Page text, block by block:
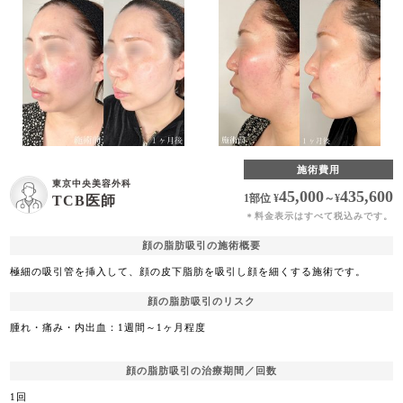
東京中央美容外科
TCB医師
施術費用
1部位 ¥45,000～¥435,600
＊ 料金表示はすべて税込みです。
顔の脂肪吸引の施術概要
極細の吸引管を挿入して、顔の皮下脂肪を吸引し顔を細くする施術です。
顔の脂肪吸引のリスク
腫れ・痛み・内出血：1週間～1ヶ月程度
顔の脂肪吸引の治療期間／回数
1回